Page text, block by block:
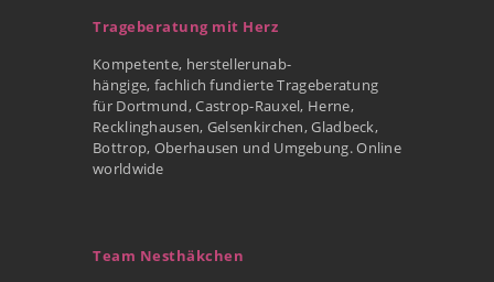
Trageberatung mit Herz
Kompetente, herstellerunab-
hängige, fachlich fundierte Trageberatung
für Dortmund, Castrop-Rauxel, Herne,
Recklinghausen, Gelsenkirchen, Gladbeck,
Bottrop, Oberhausen und Umgebung. Online
worldwide
Team Nesthäkchen